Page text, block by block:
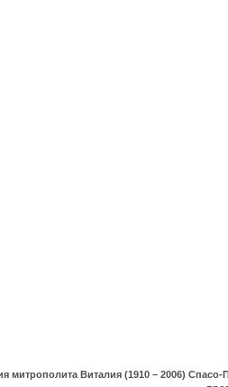
митрополита Виталия (1910 – 2006)